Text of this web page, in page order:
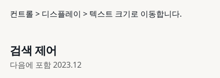
컨트롤 > 디스플레이 > 텍스트 크기로 이동합니다.
검색 제어
다음에 포함2023.12